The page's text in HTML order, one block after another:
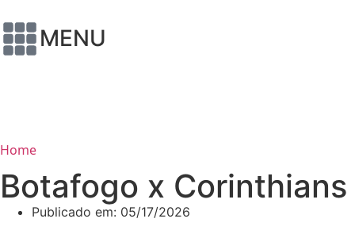
MENU
Home
Botafogo x Corinthians
Publicado em: 05/17/2026